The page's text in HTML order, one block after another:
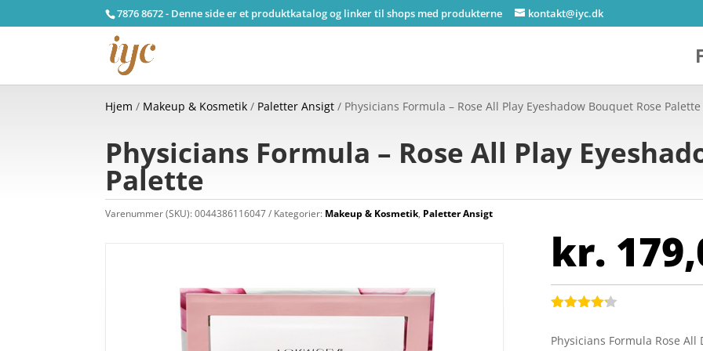
7876 8672 - Denne side er et produktkatalog og linker til shops med produkterne kontakt@iyc.dk
Hjem / Makeup & Kosmetik / Paletter Ansigt / Physicians Formula – Rose All Play Eyeshadow Bouquet Rose Palette
Physicians Formula – Rose All Play
Palette
Varenummer (SKU):0044386116047 Kategorier: Makeup & Kosmetik, Paletter Ansigt
kr.
ud af 5
Physicians Formula Rose